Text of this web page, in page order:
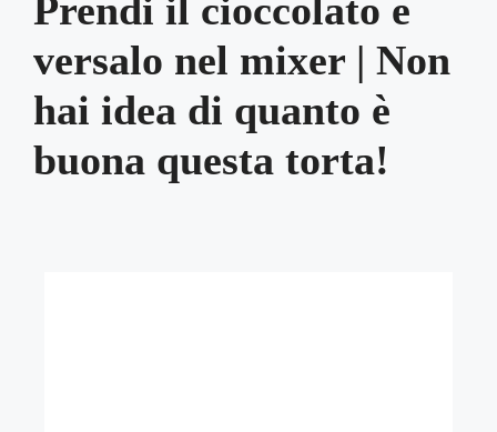
Prendi il cioccolato e
versalo nel mixer | Non
hai idea di quanto è
buona questa torta!